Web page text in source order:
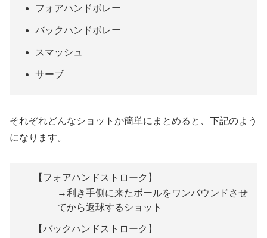
フォアハンドボレー
バックハンドボレー
スマッシュ
サーブ
それぞれどんなショットか簡単にまとめると、下記のよう
になります。
【フォアハンドストローク】
→利き手側に来たボールをワンバウンドさせ
てから返球するショット
【バックハンドストローク】